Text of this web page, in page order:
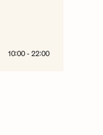
10:00 - 22:00